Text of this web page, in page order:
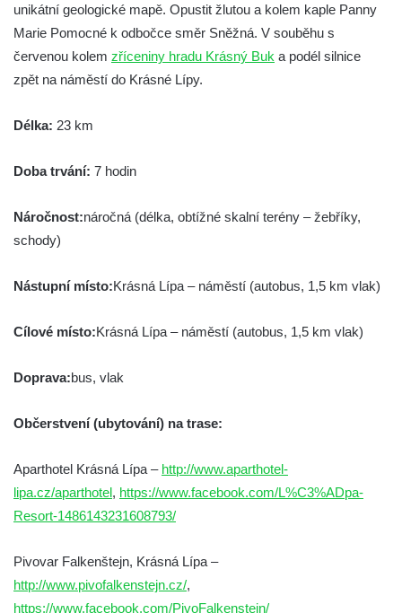
Strážný vrch – Filipov Basilika – pramen
Sprévy – Jiříkov
Trasa 22 – Lobendava – Severní – Nordkap
– Třípanský kámen – hraniční přechod
unikátní geologické mapě. Opustit žlutou a kolem kaple Panny
Marie Pomocné k odbočce směr Sněžná. V souběhu s
červenou kolem zříceniny hradu Krásný Buk a podél silnice
zpět na náměstí do Krásné Lípy.
Délka: 23 km
Doba trvání: 7 hodin
Náročnost:náročná (délka, obtížné skalní terény – žebříky,
schody)
Nástupní místo:Krásná Lípa – náměstí (autobus, 1,5 km vlak)
Cílové místo:Krásná Lípa – náměstí (autobus, 1,5 km vlak)
Doprava:bus, vlak
Občerstvení (ubytování) na trase:
Aparthotel Krásná Lípa – http://www.aparthotel-
lipa.cz/aparthotel, https://www.facebook.com/L%C3%ADpa-
Resort-1486143231608793/
Pivovar Falkenštejn, Krásná Lípa –
http://www.pivofalkenstejn.cz/,
https://www.facebook.com/PivoFalkenstejn/